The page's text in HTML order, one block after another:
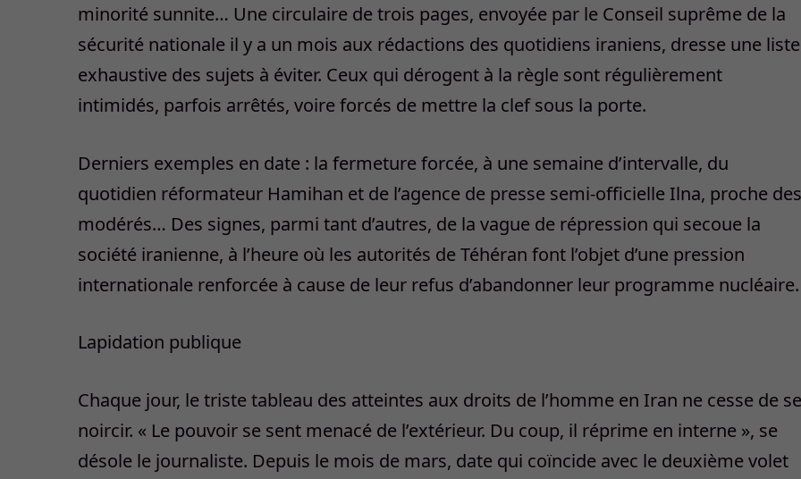
minorité sunnite… Une circulaire de trois pages, envoyée par le Conseil suprême de la
sécurité nationale il y a un mois aux rédactions des quotidiens iraniens, dresse une liste
exhaustive des sujets à éviter. Ceux qui dérogent à la règle sont régulièrement
intimidés, parfois arrêtés, voire forcés de mettre la clef sous la porte.
Derniers exemples en date : la fermeture forcée, à une semaine d’intervalle, du
quotidien réformateur Hamihan et de l’agence de presse semi-officielle Ilna, proche des
modérés… Des signes, parmi tant d’autres, de la vague de répression qui secoue la
société iranienne, à l’heure où les autorités de Téhéran font l’objet d’une pression
internationale renforcée à cause de leur refus d’abandonner leur programme nucléaire.
Lapidation publique
Chaque jour, le triste tableau des atteintes aux droits de l’homme en Iran ne cesse de se
noircir. « Le pouvoir se sent menacé de l’extérieur. Du coup, il réprime en interne », se
désole le journaliste. Depuis le mois de mars, date qui coïncide avec le deuxième volet